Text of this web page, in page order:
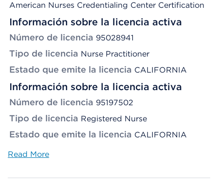
American Nurses Credentialing Center Certification
Información sobre la licencia activa
Número de licencia 95028941
Tipo de licencia Nurse Practitioner
Estado que emite la licencia CALIFORNIA
Información sobre la licencia activa
Número de licencia 95197502
Tipo de licencia Registered Nurse
Estado que emite la licencia CALIFORNIA
Read More